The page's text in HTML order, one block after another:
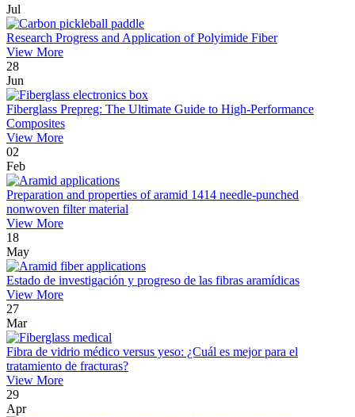
Jul
Research Progress and Application of Polyimide Fiber
View More
28
Jun
Fiberglass Prepreg: The Ultimate Guide to High-Performance
Composites
View More
02
Feb
Preparation and properties of aramid 1414 needle-punched
nonwoven filter material
View More
18
May
Estado de investigación y progreso de las fibras aramídicas
View More
27
Mar
Fibra de vidrio médico versus yeso: ¿Cuál es mejor para el
tratamiento de fracturas?
View More
29
Apr